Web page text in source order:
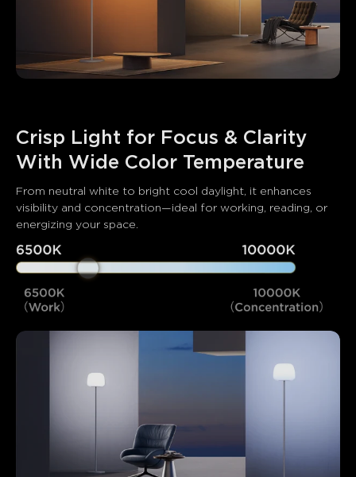
Crisp Light for Focus & Clarity
With Wide Color Temperature
From neutral white to bright cool daylight, it enhances
visibility and concentration—ideal for working, reading, or
energizing your space.